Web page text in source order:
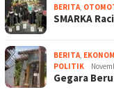
BERITA,
SMARKA
BERITA,
POLITIK
Gegara